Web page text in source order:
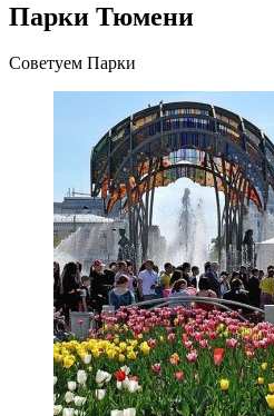
Парки Тюмени
Советуем Парки